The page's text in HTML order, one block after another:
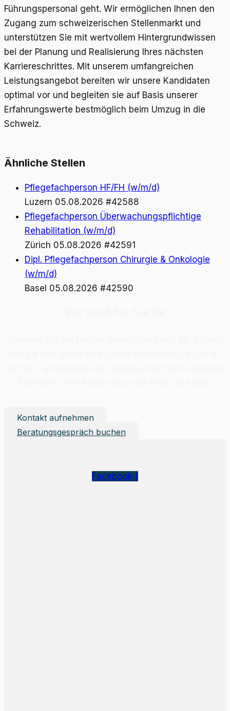
Führungspersonal geht. Wir ermöglichen Ihnen den
Zugang zum schweizerischen Stellenmarkt und
unterstützen Sie mit wertvollem Hintergrundwissen
bei der Planung und Realisierung Ihres nächsten
Karriereschrittes. Mit unserem umfangreichen
Leistungsangebot bereiten wir unsere Kandidaten
optimal vor und begleiten sie auf Basis unserer
Erfahrungswerte bestmöglich beim Umzug in die
Schweiz.
Ähnliche Stellen
Pflegefachperson HF/FH (w/m/d)
Luzern 05.08.2026 #42588
Pflegefachperson Überwachungspflichtige
Rehabilitation (w/m/d)
Zürich 05.08.2026 #42591
Dipl. Pflegefachperson Chirurgie & Onkologie
(w/m/d)
Basel 05.08.2026 #42590
Kontakt aufnehmen
Beratungsgespräch buchen
Facebook-f